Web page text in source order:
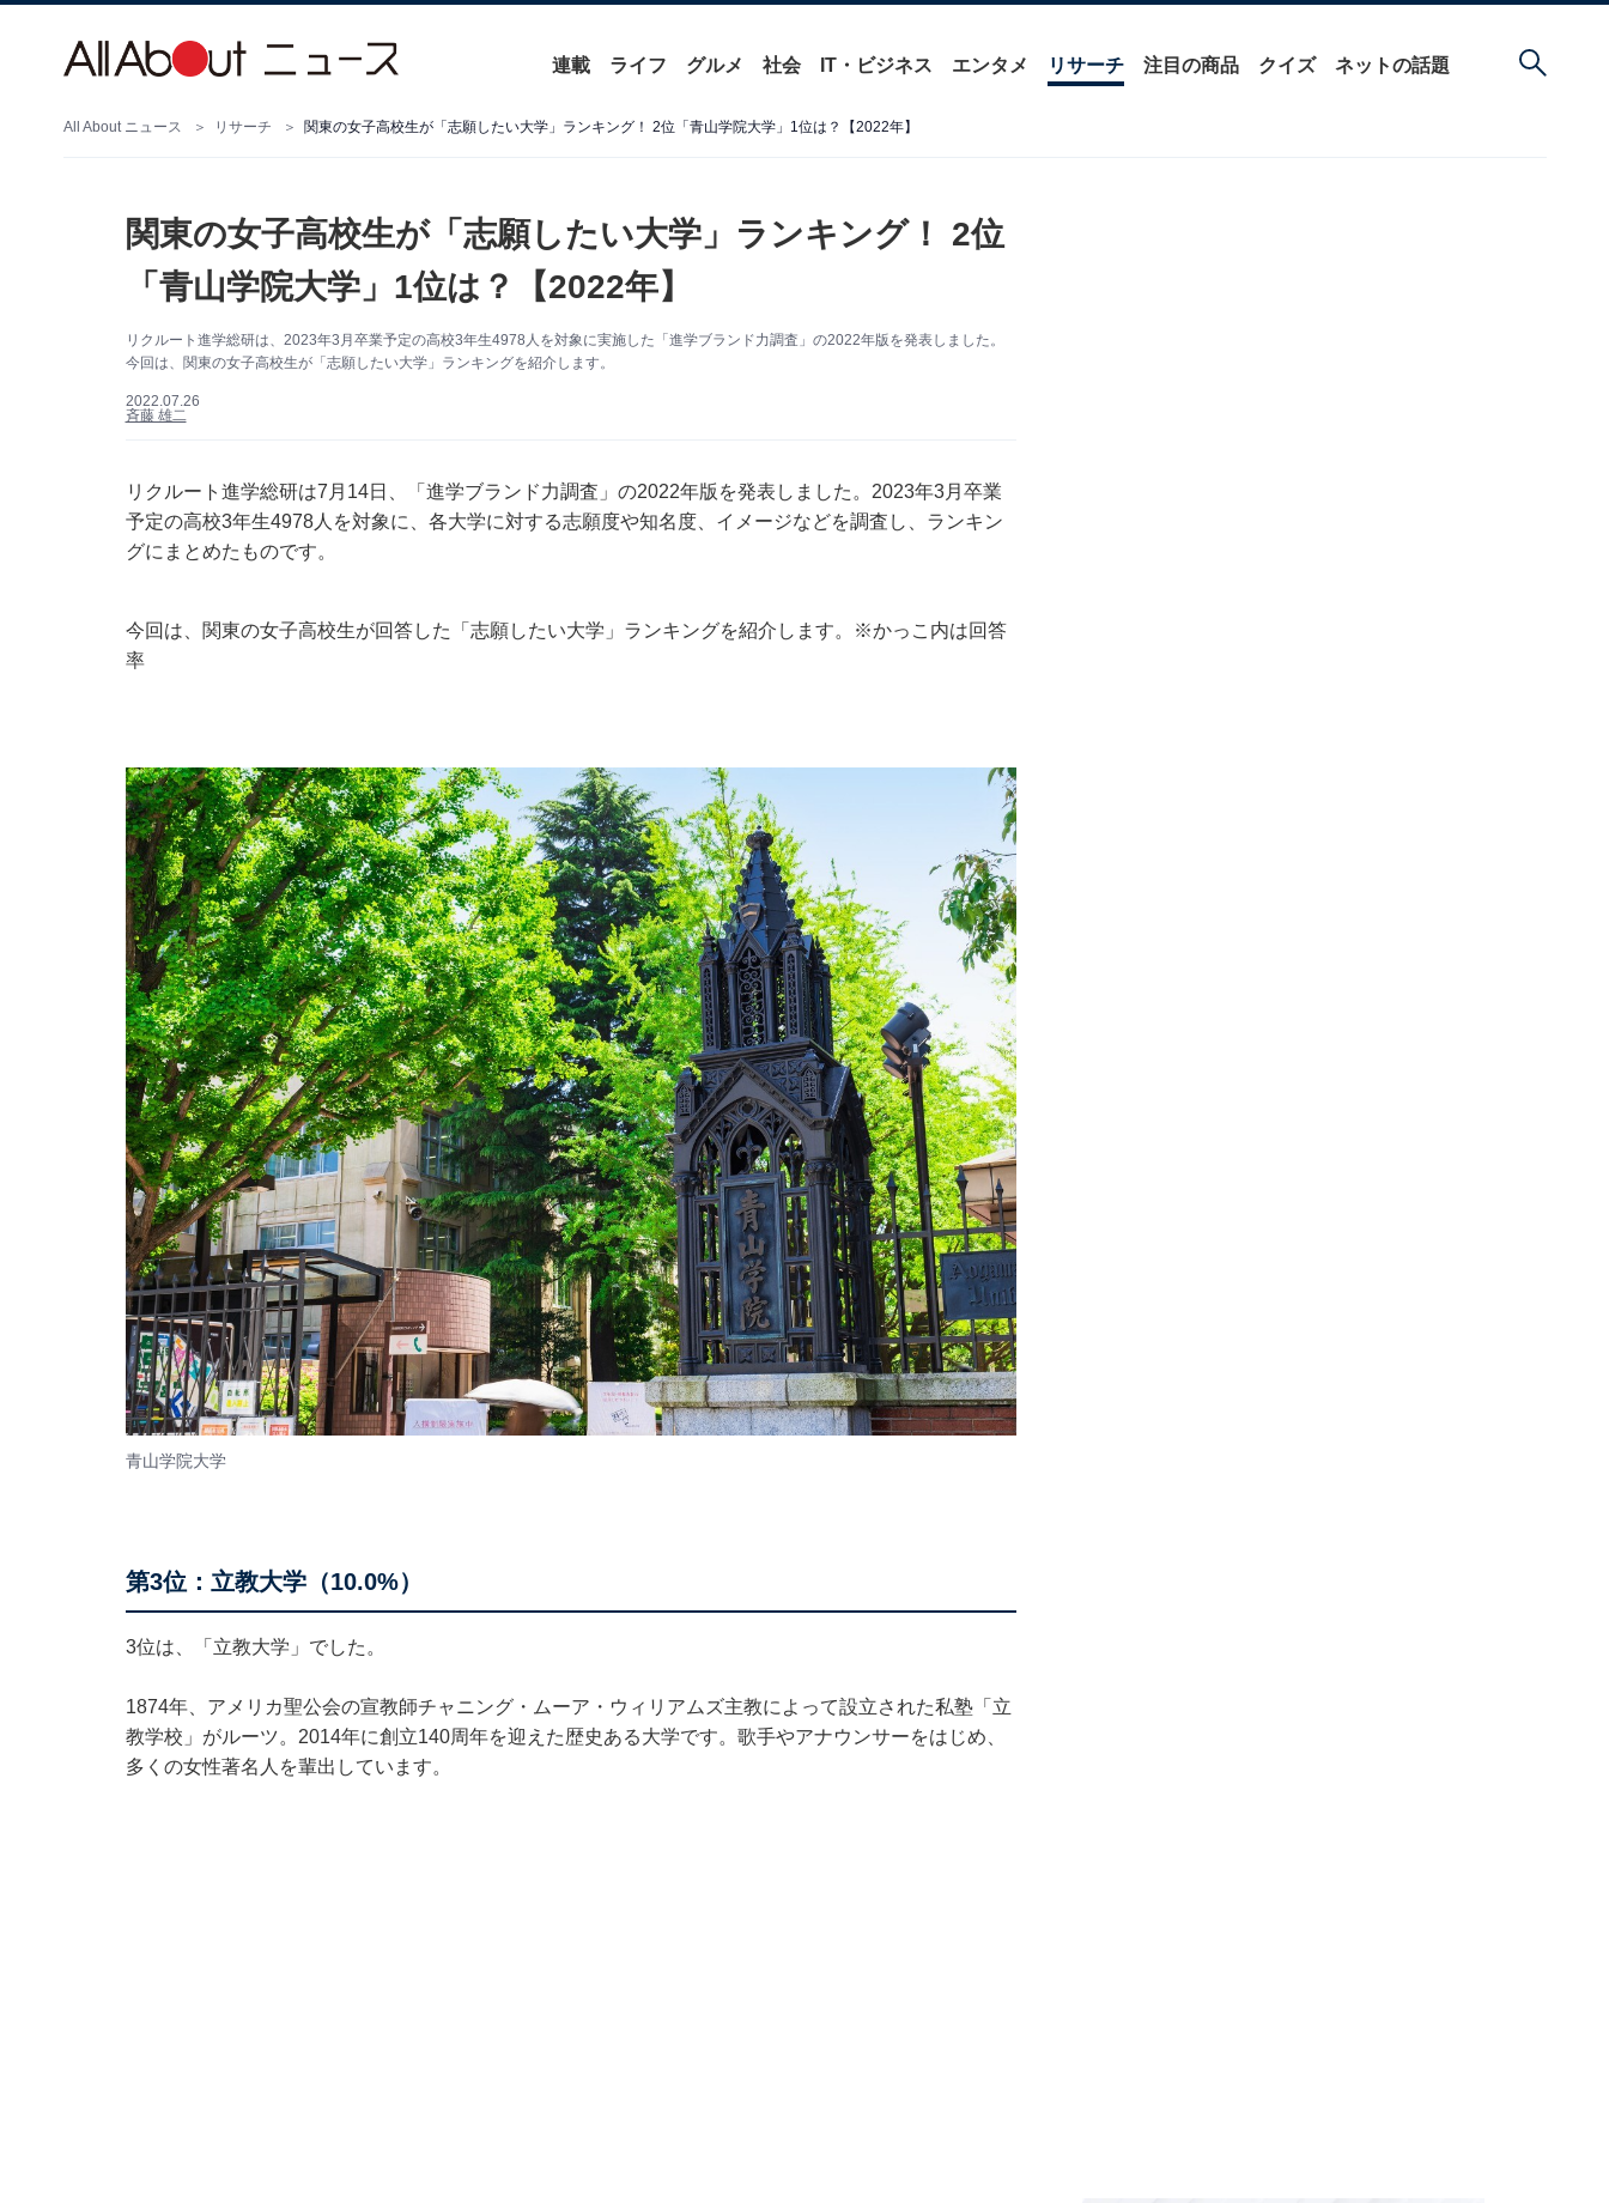
連載 ライフ グルメ 社会 IT・ビジネス エンタメ リサーチ 注目の商品 クイズ ネットの話題
All About ニュース リサーチ 関東の女子高校生が「志願したい大学」ランキング！ 2位「青山学院大学」1位は？【2022年】
関東の女子高校生が「志願したい大学」ランキング！ 2位
「青山学院大学」1位は？【2022年】
リクルート進学総研は、2023年3月卒業予定の高校3年生4978人を対象に実施した「進学ブランド力調査」の2022年版を発表しました。
今回は、関東の女子高校生が「志願したい大学」ランキングを紹介します。
2022.07.26
斉藤 雄二
リクルート進学総研は7月14日、「進学ブランド力調査」の2022年版を発表しました。2023年3月卒業
予定の高校3年生4978人を対象に、各大学に対する志願度や知名度、イメージなどを調査し、ランキン
グにまとめたものです。
今回は、関東の女子高校生が回答した「志願したい大学」ランキングを紹介します。※かっこ内は回答
率
青山学院大学
第3位：立教大学（10.0%）
3位は、「立教大学」でした。
1874年、アメリカ聖公会の宣教師チャニング・ムーア・ウィリアムズ主教によって設立された私塾「立
教学校」がルーツ。2014年に創立140周年を迎えた歴史ある大学です。歌手やアナウンサーをはじめ、
多くの女性著名人を輩出しています。